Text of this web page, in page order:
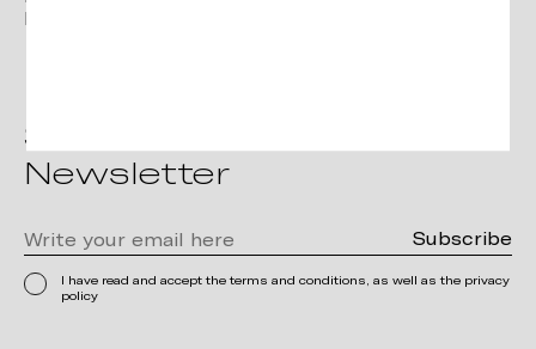
Pinterest
Subscribe to the
Newsletter
I have read and accept the terms and conditions, as well as the privacy
policy